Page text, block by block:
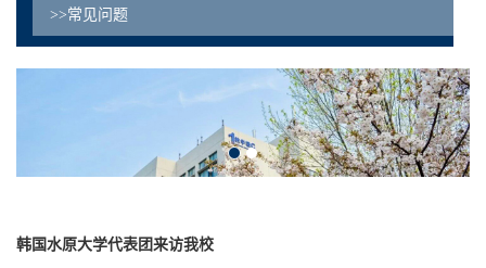
>>常见问题
韩国水原大学代表团来访我校